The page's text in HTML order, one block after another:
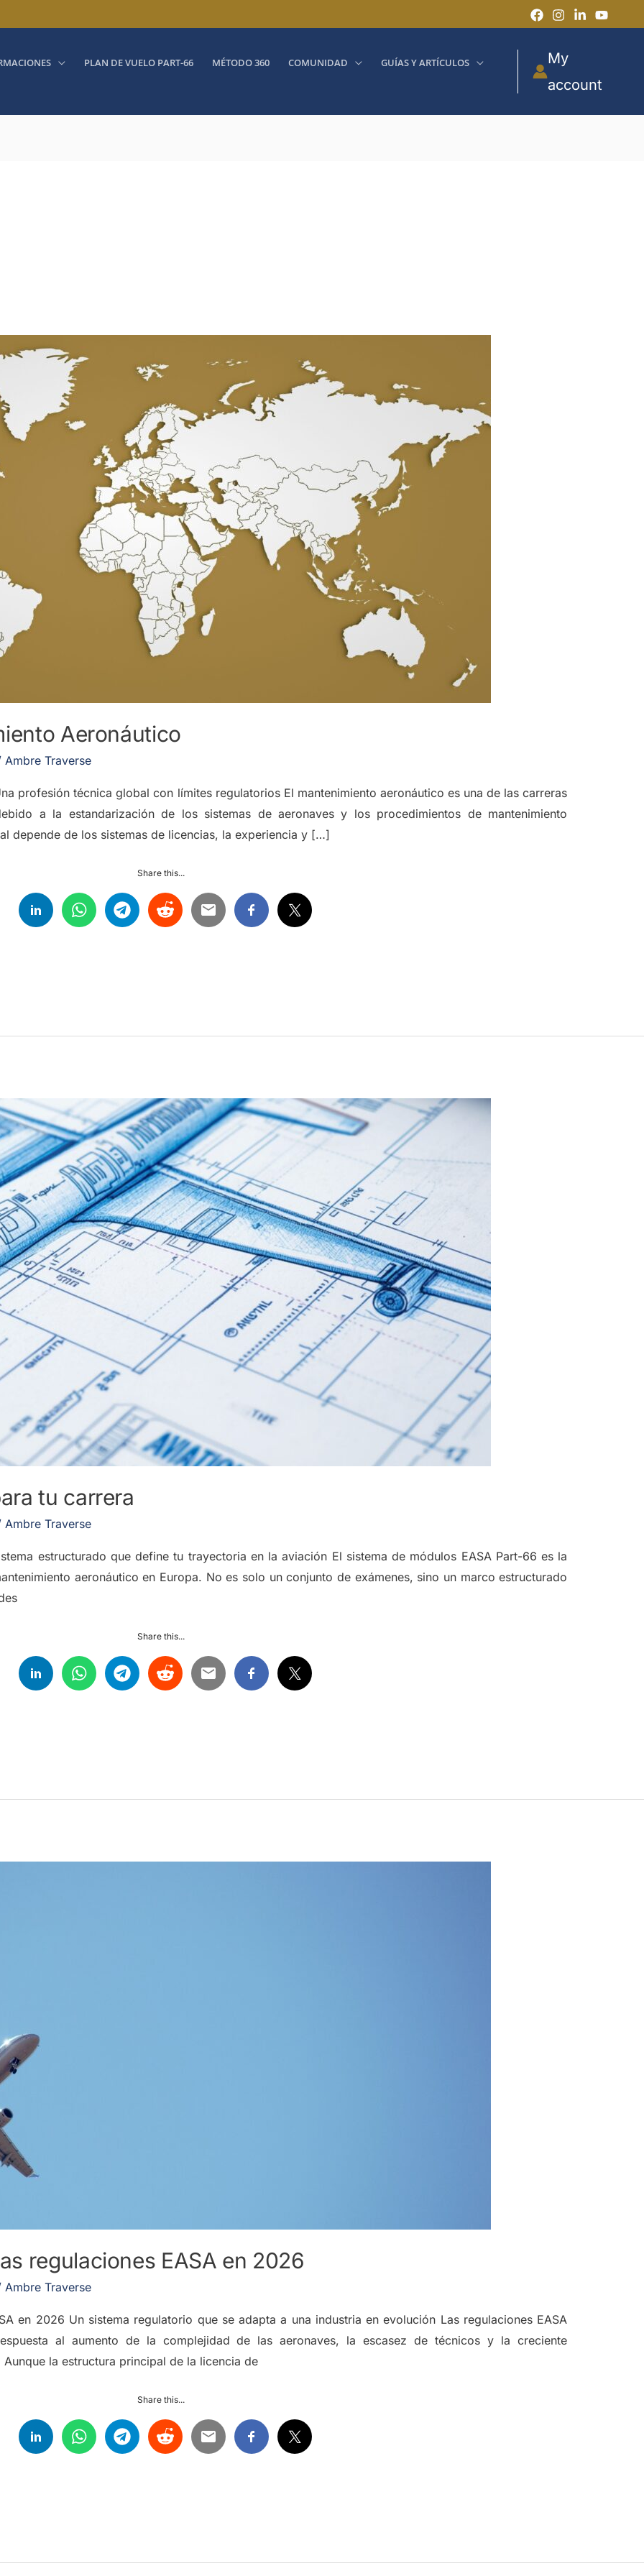
PLAN DE VUELO PART-66 MÉTODO 360 COMUNIDAD
GUÍAS Y ARTÍCULOS
My
account
Aeronáutico
Ambre Traverse
profesión técnica global con límites regulatorios El mantenimiento aeronáutico es una de las carreras
a la estandarización de los sistemas de aeronaves y los procedimientos de mantenimiento
depende de los sistemas de licencias, la experiencia y […]
Share this...
tu carrera
Ambre Traverse
estructurado que define tu trayectoria en la aviación El sistema de módulos EASA Part-66 es la
aeronáutico en Europa. No es solo un conjunto de exámenes, sino un marco estructurado
Share this...
regulaciones EASA en 2026
Ambre Traverse
en 2026 Un sistema regulatorio que se adapta a una industria en evolución Las regulaciones EASA
al aumento de la complejidad de las aeronaves, la escasez de técnicos y la creciente
la estructura principal de la licencia de
Share this...